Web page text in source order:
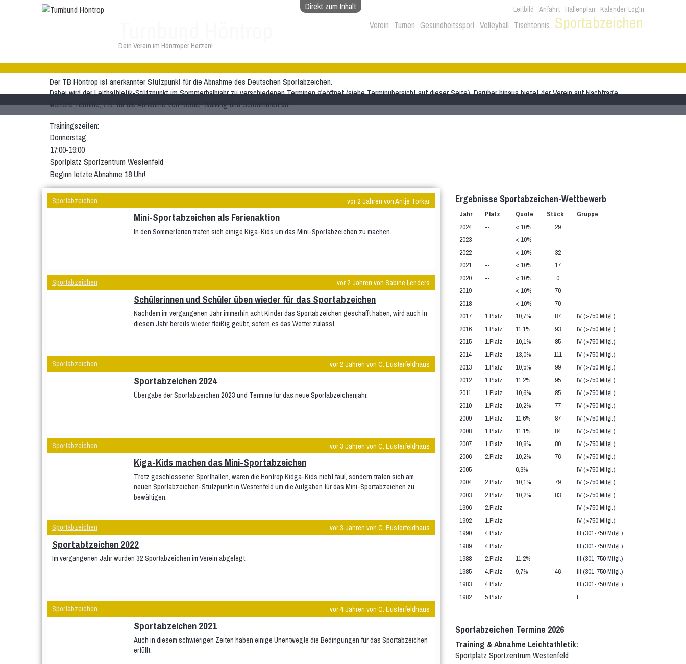
Direkt zum Inhalt Login
Leitbild Anfahrt Hallenplan Kalender
Dein Verein im Höntroper Herzen!
Verein Turnen Gesundheitssport Volleyball Tischtennis Sportabzeichen
Der TB Höntrop ist anerkannter Stützpunkt für die Abnahme des Deutschen Sportabzeichen.
Dabei wird der Leithathletik-Stützpunkt im Sommerhalbjahr zu verschiedenen Terminen geöffnet (siehe Terminübersicht auf dieser Seite). Darüber hinaus bietet der Verein auf Nachfrage
weitere Termine, z.B. für die Abnahme von Nordic-Walking und Schwimmen an.
Trainingszeiten:
Donnerstag
17:00-19:00
Sportplatz Sportzentrum Westenfeld
Beginn letzte Abnahme 18 Uhr!
Sportabzeichen vor 2 Jahren von Antje Torkar
Mini-Sportabzeichen als Ferienaktion
In den Sommerferien trafen sich einige Kiga-Kids um das Mini-Sportabzeichen zu machen.
Sportabzeichen vor 2 Jahren von Sabine Lenders
Schülerinnen und Schüler üben wieder für das Sportabzeichen
Nachdem im vergangenen Jahr immerhin acht Kinder das Sportabzeichen geschafft haben, wird auch in
diesem Jahr bereits wieder fleißig geübt, sofern es das Wetter zulässt.
Sportabzeichen vor 2 Jahren von C. Eusterfeldhaus
Sportabzeichen 2024
Übergabe der Sportabzeichen 2023 und Termine für das neue Sportabzeichenjahr.
Sportabzeichen vor 3 Jahren von C. Eusterfeldhaus
Kiga-Kids machen das Mini-Sportabzeichen
Trotz geschlossener Sporthallen, waren die Höntrop Kidga-Kids nicht faul, sondern trafen sich am
neuen Sportabzeichen-Stützpunkt in Westenfeld um die Aufgaben für das Mini-Sportabzeichen zu
bewältigen.
Sportabzeichen vor 3 Jahren von C. Eusterfeldhaus
Sportabtzeichen 2022
Im vergangenen Jahr wurden 32 Sportabzeichen im Verein abgelegt.
Sportabzeichen vor 4 Jahren von C. Eusterfeldhaus
Sportabzeichen 2021
Auch in diesem schwierigen Zeiten haben einige Unentwegte die Bedingungen für das Sportabzeichen
erfüllt.
Ergebnisse Sportabzeichen-Wettbewerb
Jahr Platz Quote Stück
Gruppe
2024
-- < 10%
29
2023
--
< 10%
2022
-- < 10%
32
2021
-- < 10%
17
2020
-- < 10%
0
2019
-- < 10%
70
2018
-- < 10%
70
2017
1.Platz 10,7% 87
IV (>750 Mitgl.)
2016
1.Platz 11,1% 93
IV (>750 Mitgl.)
2015
1.Platz 10,1% 85
IV (>750 Mitgl.)
2014
1.Platz 13,0% 111
IV (>750 Mitgl.)
2013
1.Platz 10,5% 99
IV (>750 Mitgl.)
2012
1.Platz 11,2% 95
IV (>750 Mitgl.)
2011
1.Platz 10,6% 85
IV (>750 Mitgl.)
2010
1.Platz 10,2% 77
IV (>750 Mitgl.)
2009
1.Platz 11,6% 87
IV (>750 Mitgl.)
2008
1.Platz 11,1% 84
IV (>750 Mitgl.)
2007
1.Platz 10,8% 80
IV (>750 Mitgl.)
2006
2.Platz 10,2% 76
IV (>750 Mitgl.)
2005
-- 6,3%
IV (>750 Mitgl.)
2004
2.Platz 10,1% 79
IV (>750 Mitgl.)
2003
2.Platz 10,2% 83
IV (>750 Mitgl.)
1996
2.Platz
IV (>750 Mitgl.)
1992
1.Platz
IV (>750 Mitgl.)
1990
4.Platz
III (301-750 Mitgl.)
1989
4.Platz
III (301-750 Mitgl.)
1988
2.Platz 11,2%
III (301-750 Mitgl.)
1985
4.Platz 9,7% 46
III (301-750 Mitgl.)
1983
4.Platz
III (301-750 Mitgl.)
1982
5.Platz I
Sportabzeichen Termine 2026
Training & Abnahme Leichtathletik:
Sportplatz Sportzentrum Westenfeld